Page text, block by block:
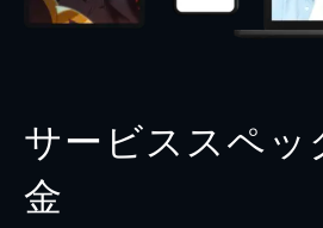
サービススペッ
金